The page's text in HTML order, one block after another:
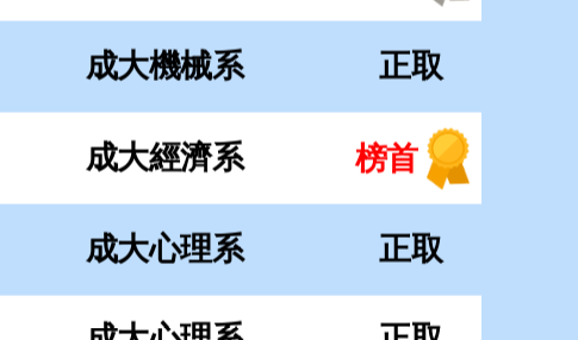
成大心理系 正取
成大企管系 榜眼
成大光電系 榜眼
成大統計系 探花